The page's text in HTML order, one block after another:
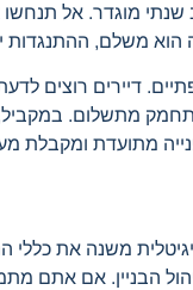
שנתי מוגדר. אל
הוא משלם, ההתנגדות
דיירים רוצים
מתשלום.
מתועדת ומקבלת
משנה את
הבניין. אם אתם